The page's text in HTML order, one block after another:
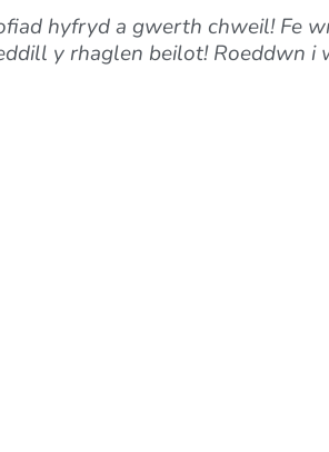
hyfryd a gwerth chweil! Fe
y rhaglen beilot! Roeddwn i